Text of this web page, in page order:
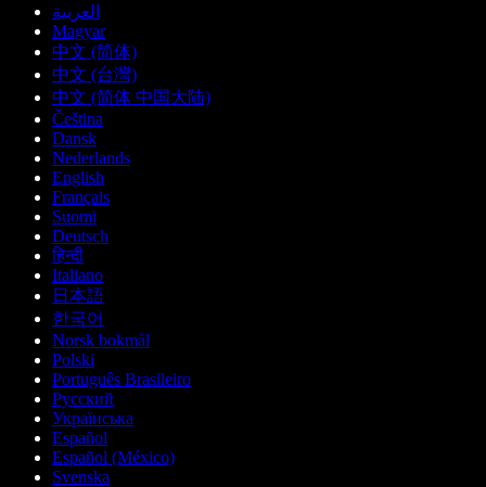
العربية
Magyar
中文 (简体)
中文 (台灣)
中文 (简体 中国大陆)
Čeština
Dansk
Nederlands
English
Français
Suomi
Deutsch
हिन्दी
Italiano
日本語
한국어
Norsk bokmål
Polski
Português Brasileiro
Русский
Українська
Español
Español (México)
Svenska